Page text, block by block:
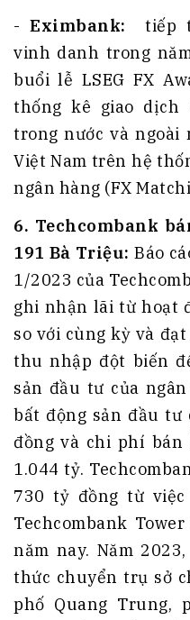
-Eximbank:tiếp
vinh danh trong
buổi lễ LSEG FX
thống kê giao dịch
trong nước và ngoài
Việt Nam trên hệ
ngân hàng (FX
6. Techcombank
191 Bà Triệu: Báo
1/2023 của
ghi nhận lãi từ hoạt
so với cùng kỳ và
thu nhập đột biến
sản đầu tư của
bất động sản đầu
đồng và chi phí
1.044 tỷ.
730 tỷ đồng từ
Techcombank
năm nay. Năm
thức chuyển trụ sở
phố Quang Trung,